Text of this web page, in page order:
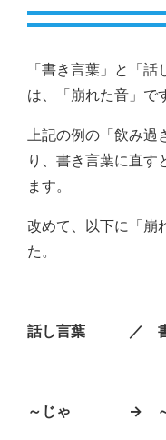
「書き言葉」と「
は、「崩れた音」で
上記の例の「飲み
り、書き言葉に直す
ます。
改めて、以下に「崩
た。
話し言葉 ／ 書
～じゃ → ～